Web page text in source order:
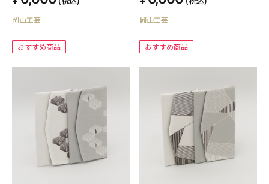
岡山工芸
おすすめ商品
岡山工芸
おすすめ商品